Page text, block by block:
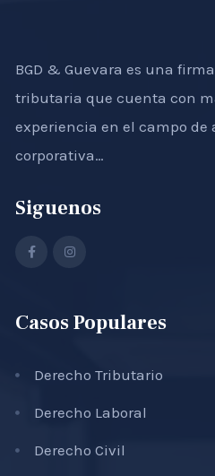
BGD & Guevara es una
tributaria que cuenta con
experiencia en el campo de
corporativa…
Siguenos
Casos Populares
Derecho Tributario
Derecho Laboral
Derecho Civil